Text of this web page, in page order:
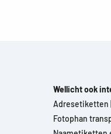
Wellicht ook
Adresetiketten
Fotophan